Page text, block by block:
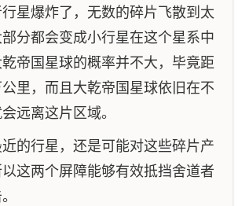
星爆炸了，无数的碎片飞散到太
分都会变成小行星在这个星系中
帝国星球的概率并不大，毕竟距
里，而且大乾帝国星球依旧在不
远离这片区域。
的行星，还是可能对这些碎片产
这两个屏障能够有效抵挡舍道者